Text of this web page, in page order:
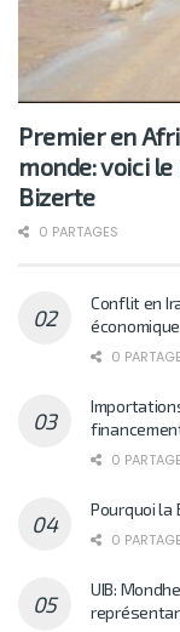
Premier en
monde: voici
Bizerte
0 PARTAGES
Conflit en
0
0
Pourquoi la
0
UIB: